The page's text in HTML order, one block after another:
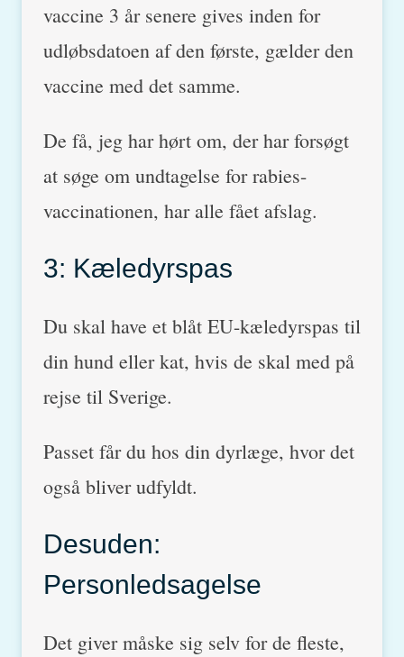
vaccine 3 år senere gives inden for
udløbsdatoen af den første, gælder den
vaccine med det samme.
De få, jeg har hørt om, der har forsøgt
at søge om undtagelse for rabies-
vaccinationen, har alle fået afslag.
3: Kæledyrspas
Du skal have et blåt EU-kæledyrspas til
din hund eller kat, hvis de skal med på
rejse til Sverige.
Passet får du hos din dyrlæge, hvor det
også bliver udfyldt.
Desuden:
Personledsagelse
Det giver måske sig selv for de fleste,